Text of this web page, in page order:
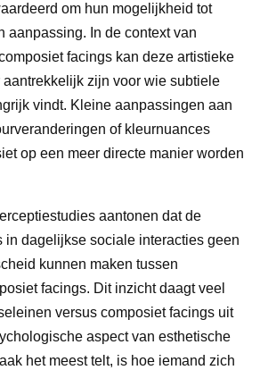
om hun mogelijkheid tot
aanpassing. In de context van
facings kan deze artistieke
zijn voor wie subtiele
vindt. Kleine aanpassingen aan
of kleurnuances
op een meer directe manier worden
aantonen dat de
in dagelijkse sociale interacties geen
kunnen maken tussen
facings. Dit inzicht daagt veel
versus composiet facings uit
aspect van esthetische
het meest telt, is hoe iemand zich